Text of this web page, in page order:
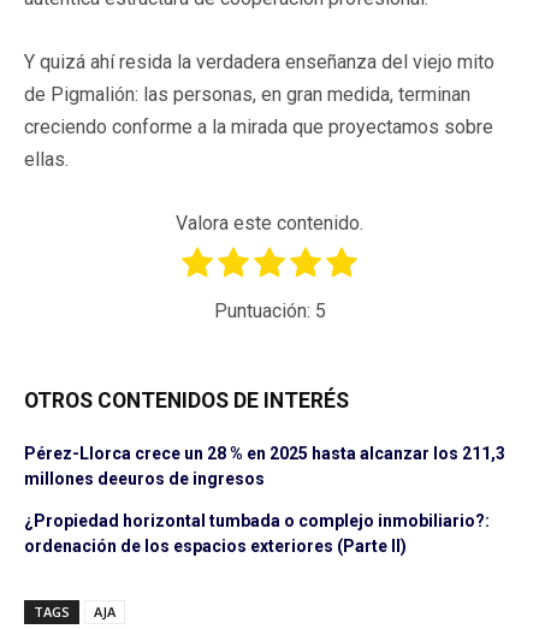
Y quizá ahí resida la verdadera enseñanza del viejo mito
de Pigmalión: las personas, en gran medida, terminan
creciendo conforme a la mirada que proyectamos sobre
ellas.
Valora este contenido.
Puntuación: 5
OTROS CONTENIDOS DE INTERÉS
Pérez-Llorca crece un 28 % en 2025 hasta alcanzar los 211,3
millones deeuros de ingresos
¿Propiedad horizontal tumbada o complejo inmobiliario?:
ordenación de los espacios exteriores (Parte II)
TAGS AJA